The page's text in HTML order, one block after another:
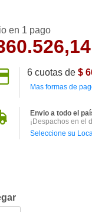
en 1 pago
6cuotas de $
Mas formas de
Envio a todo el
¡Despachos en el
Seleccione su